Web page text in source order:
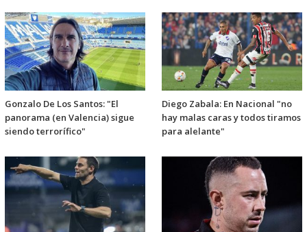
Gonzalo De Los Santos: "El
panorama (en Valencia) sigue
siendo terrorífico"
Diego Zabala: En Nacional "no
hay malas caras y todos tiramos
para alelante"